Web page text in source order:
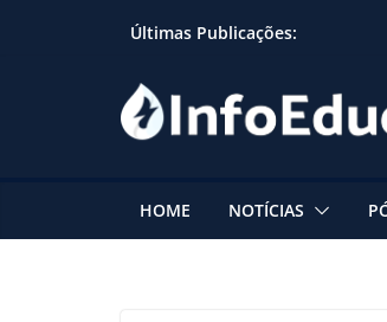
Últimas Publicações:
HOME NOTÍCIAS